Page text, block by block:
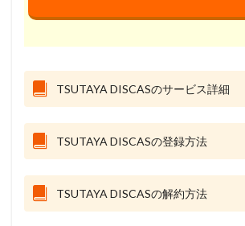
TSUTAYA DISCASのサービス詳細
TSUTAYA DISCASの登録方法
TSUTAYA DISCASの解約方法